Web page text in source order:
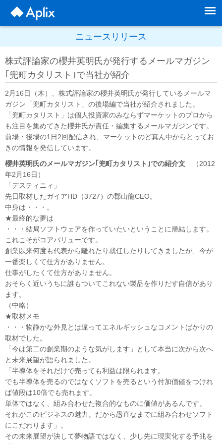
ニュースリリース
株式評論家の櫻井英明氏が発行するメールマガジン
｢兜町カタリスト｣で当社が紹介
2月16日（木）、株式評論家の櫻井英明氏が発行しているメールマ
ガジン「兜町カタリスト」の後場編で当社が紹介されました。
「兜町カタリスト」は個人投資家のみならずマーケットのプロから
も注目を集めてきた櫻井氏が責任・編集するメールマガジンです。
前場・後場の1日2回配信され、マーケットのど真ん中からとってお
きの情報を発信しています。
櫻井英明氏のメールマガジン｢兜町カタリスト｣での紹介文 （2012
年2月16日）
「デスティニィ」
先日取材したガイアHD（3727）の郡山龍CEO。
中身は・・・。
★最終的な夢は
・・・結局ソフトウェアを作っていたいということに帰結します。
これこそがコアバリューです。
創業以来何度も代表から離れたり就任したりしてきましたが、今が
一番楽しくて仕方がありません。
仕事がしたくて仕方がありません。
おそらく近いうちに誰もついてこれない製品を作りだす自信があり
ます。
（中略）
★取材メモ
・・・物静かな外見とは違ってエネルギッシュなコメントばかりの
取材でした。
「今は第二の創業期のような気がします」として本当に次から次へ
と未来展望が語られました。
「半導体をそれだけで売っても利益は限られます。
でも半導体を売るのではなくソフトを売るという付加価値をつけれ
ば値段は10倍でも売れます。
単体ではなく、組み合わせた複合的なものに価値があるんです。
それがこのビジネスの魅力。だから愚直なまでに組み合わせソフト
にこだわります」。
その未来展望が決して夢物語ではなく、少し先に現実化する予兆を